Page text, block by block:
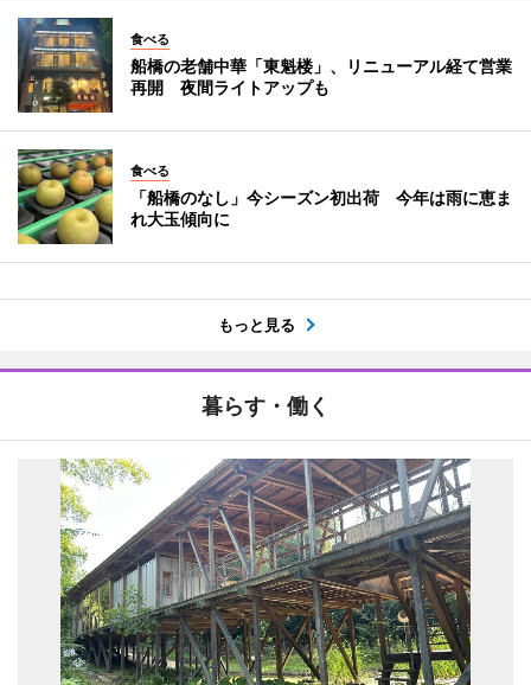
食べる
船橋の老舗中華「東魁楼」、リニューアル経て営業
再開 夜間ライトアップも
食べる
「船橋のなし」今シーズン初出荷 今年は雨に恵ま
れ大玉傾向に
もっと見る
暮らす・働く